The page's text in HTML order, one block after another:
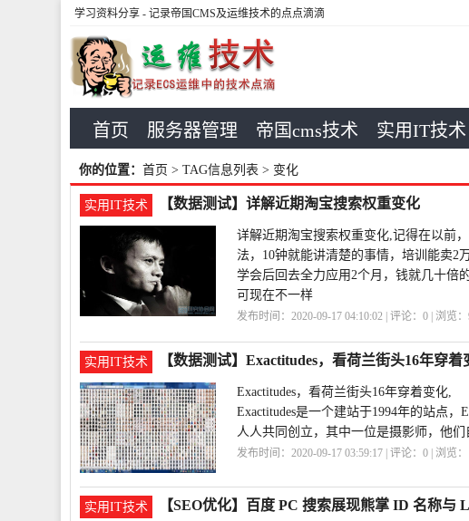
学习资料分享 - 记录帝国CMS及运维技术的点点滴滴
首页 服务器管理 帝国cms技术 实用IT技术
你的位置： 首页 > TAG信息列表 > 变化
实用IT技术 【数据测试】详解近期淘宝搜索权重变化
详解近期淘宝搜索权重变化,记得在以前
法，10钟就能讲清楚的事情，培训能卖2
学会后回去全力应用2个月，钱就几十倍
可现在不一样
发布时间：2020-09-17 04:10:02 | 评论：0 | 浏览：
期
实用IT技术 【数据测试】Exactitudes，看荷兰街头16年穿着
Exactitudes，看荷兰街头16年穿着变化,
Exactitudes是一个建站于1994年的站点
人人共同创立，其中一位是摄影师，他
发布时间：2020-09-17 03:59:17 | 评论：0 | 浏览：
实用IT技术 【SEO优化】百度 PC 搜索展现熊掌 ID 名称与